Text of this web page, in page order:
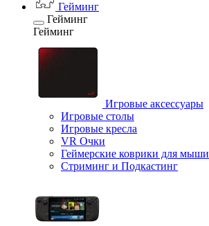
Гейминг
Гейминг
Гейминг
Игровые аксессуары
Игровые столы
Игровые кресла
VR Очки
Геймерские коврики для мыши
Стриминг и Подкастинг